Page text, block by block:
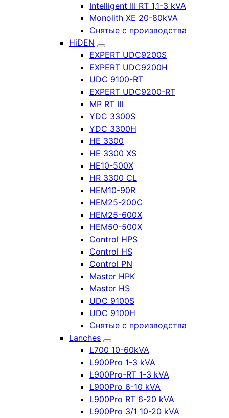
Intelligent III RT 1,1-3 kVA
Monolith XE 20-80kVA
Снятые с производства
HiDEN
EXPERT UDC9200S
EXPERT UDC9200H
UDC 9100-RT
EXPERT UDC9200-RT
MP RT III
YDC 3300S
YDC 3300H
HE 3300
HE 3300 XS
HE10-500X
HR 3300 CL
HEM10-90R
HEM25-200C
HEM25-600X
HEM50-500X
Control HPS
Control HS
Control PN
Master HPK
Master HS
UDC 9100S
UDC 9100H
Снятые с производства
Lanches
L700 10-60kVA
L900Pro 1-3 kVA
L900Pro-RT 1-3 kVA
L900Pro 6-10 kVA
L900Pro RT 6-20 kVA
L900Pro 3/1 10-20 kVA